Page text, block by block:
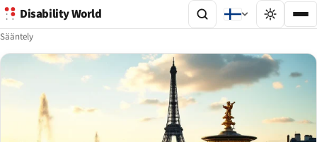
Disability World
Sääntely